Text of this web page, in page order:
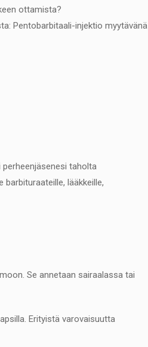
ottamista?
Pentobarbitaali-injektio myytävänä
taholta
barbituraateille, lääkkeille,
Se annetaan sairaalassa tai
Erityistä varovaisuutta